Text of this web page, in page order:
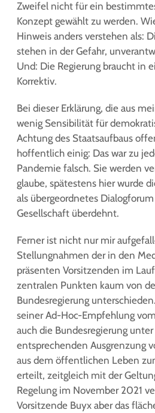
Zweifel nicht für ein
Konzept gewählt zu werden.
Hinweis anders verstehen als:
stehen in der Gefahr,
Und: Die Regierung braucht in
Korrektiv.
Bei dieser Erklärung, die aus
wenig Sensibilität für
Achtung des Staatsaufbaus
hoffentlich einig: Das war zu
Pandemie falsch. Sie werden
glaube, spätestens hier wurde
als übergeordnetes
Gesellschaft überdehnt.
Ferner ist nicht nur mir
Stellungnahmen der in den
präsenten Vorsitzenden im
zentralen Punkten kaum von
Bundesregierung
seiner Ad-Hoc-Empfehlung
auch die Bundesregierung
entsprechenden Ausgrenzung
aus dem öffentlichen Leben
erteilt, zeitgleich mit der
Regelung im November 2021
Vorsitzende Buyx aber das